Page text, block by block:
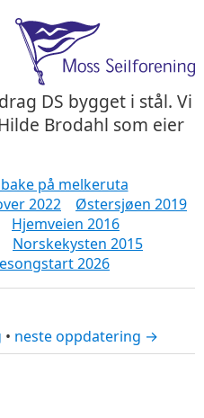
DS bygget i stål. Vi
Brodahl som eier
på melkeruta
2022
Østersjøen 2019
Hjemveien 2016
Norskekysten 2015
2026
• neste oppdatering →